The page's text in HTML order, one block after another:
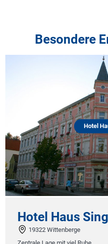
Besondere
Hotel
Hotel Haus
19322 Wittenberge